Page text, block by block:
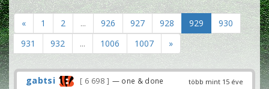
« 1 2 ... 926 927 928 929
930
931
932 ... 1006 1007 »
több mint 15 éve
gabtsi 6 698 — one & done